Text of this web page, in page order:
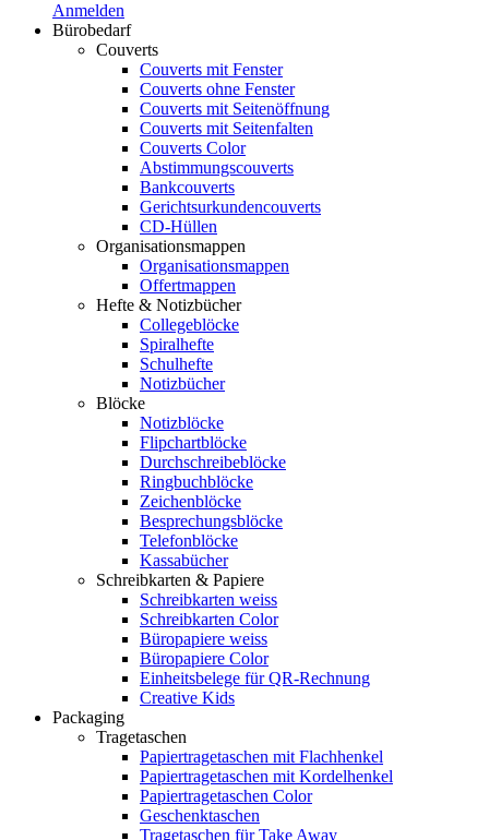
Anmelden
Bürobedarf
Couverts
Couverts mit Fenster
Couverts ohne Fenster
Couverts mit Seitenöffnung
Couverts mit Seitenfalten
Couverts Color
Abstimmungscouverts
Bankcouverts
Gerichtsurkundencouverts
CD-Hüllen
Organisationsmappen
Organisationsmappen
Offertmappen
Hefte & Notizbücher
Collegeblöcke
Spiralhefte
Schulhefte
Notizbücher
Blöcke
Notizblöcke
Flipchartblöcke
Durchschreibeblöcke
Ringbuchblöcke
Zeichenblöcke
Besprechungsblöcke
Telefonblöcke
Kassabücher
Schreibkarten & Papiere
Schreibkarten weiss
Schreibkarten Color
Büropapiere weiss
Büropapiere Color
Einheitsbelege für QR-Rechnung
Creative Kids
Packaging
Tragetaschen
Papiertragetaschen mit Flachhenkel
Papiertragetaschen mit Kordelhenkel
Papiertragetaschen Color
Geschenktaschen
Tragetaschen für Take Away